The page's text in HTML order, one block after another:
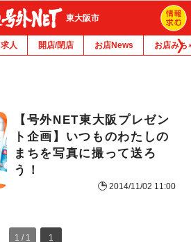
東大阪市
求人 開店/閉店 お店News お店みち
【号外NET東大阪プレゼン
ト企画】いつものわたしの
まちを写真に撮って送ろ
う！
2014/11/02 11:00
1 / 1 1